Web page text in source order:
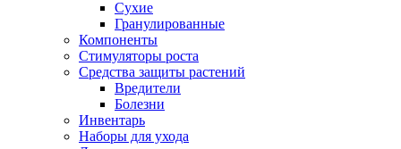
Сухие
Гранулированные
Компоненты
Стимуляторы роста
Средства защиты растений
Вредители
Болезни
Инвентарь
Наборы для ухода